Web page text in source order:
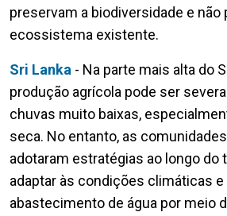
preservam a biodiversidade e não
ecossistema existente.
Sri Lanka - Na parte mais alta do
produção agrícola pode ser
chuvas muito baixas,
seca. No entanto, as
adotaram estratégias ao longo do
adaptar às condições climáticas e
abastecimento de água por meio